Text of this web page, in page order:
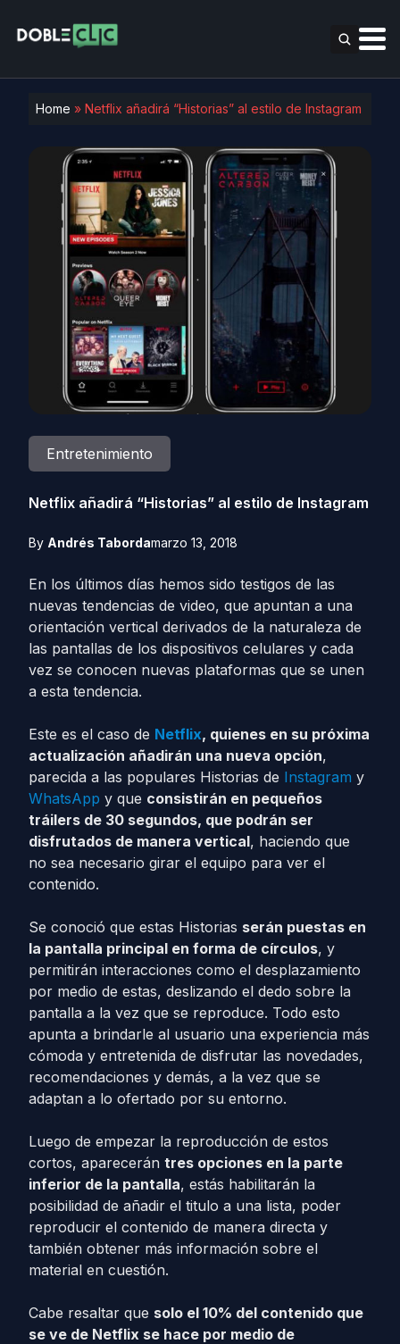
Home » Netflix añadirá “Historias” al estilo de Instagram
Entretenimiento
Netflix añadirá “Historias” al estilo de Instagram
By Andrés Tabordamarzo 13, 2018
En los últimos días hemos sido testigos de las
nuevas tendencias de video, que apuntan a una
orientación vertical derivados de la naturaleza de
las pantallas de los dispositivos celulares y cada
vez se conocen nuevas plataformas que se unen
a esta tendencia.
Este es el caso de Netflix, quienes en su próxima
actualización añadirán una nueva opción,
parecida a las populares Historias de Instagram y
WhatsApp y que consistirán en pequeños
tráilers de 30 segundos, que podrán ser
disfrutados de manera vertical, haciendo que
no sea necesario girar el equipo para ver el
contenido.
Se conoció que estas Historias serán puestas en
la pantalla principal en forma de círculos, y
permitirán interacciones como el desplazamiento
por medio de estas, deslizando el dedo sobre la
pantalla a la vez que se reproduce. Todo esto
apunta a brindarle al usuario una experiencia más
cómoda y entretenida de disfrutar las novedades,
recomendaciones y demás, a la vez que se
adaptan a lo ofertado por su entorno.
Luego de empezar la reproducción de estos
cortos, aparecerán tres opciones en la parte
inferior de la pantalla, estás habilitarán la
posibilidad de añadir el titulo a una lista, poder
reproducir el contenido de manera directa y
también obtener más información sobre el
material en cuestión.
Cabe resaltar que solo el 10% del contenido que
se ve de Netflix se hace por medio de